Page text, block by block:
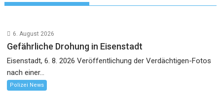
6. August 2026
Gefährliche Drohung in Eisenstadt
Eisenstadt, 6. 8. 2026 Veröffentlichung der Verdächtigen-Fotos
nach einer...
Polizei News